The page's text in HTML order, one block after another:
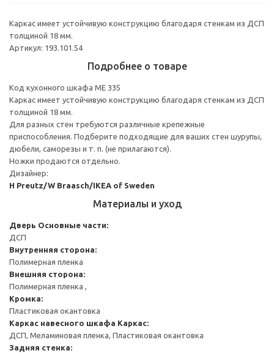
Каркас имеет устойчивую конструкцию благодаря стенкам из ДСП
толщиной 18 мм.
Артикул: 193.101.54
Подробнее о товаре
Код кухонного шкафа ME 335
Каркас имеет устойчивую конструкцию благодаря стенкам из ДСП
толщиной 18 мм.
Для разных стен требуются различные крепежные
приспособления. Подберите подходящие для ваших стен шурупы,
дюбели, саморезы и т. п. (не прилагаются).
Ножки продаются отдельно.
Дизайнер:
H Preutz/W Braasch/IKEA of Sweden
Материалы и уход
Дверь Основные части:
ДСП
Внутренняя сторона:
Полимерная пленка
Внешняя сторона:
Полимерная пленка ,
Кромка:
Пластиковая окантовка
Каркас навесного шкафа Каркас:
ДСП, Меламиновая пленка, Пластиковая окантовка
Задняя стенка: